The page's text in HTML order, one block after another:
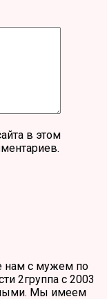
в этом
нам с мужем по
2группа с 2003
Мы имеем